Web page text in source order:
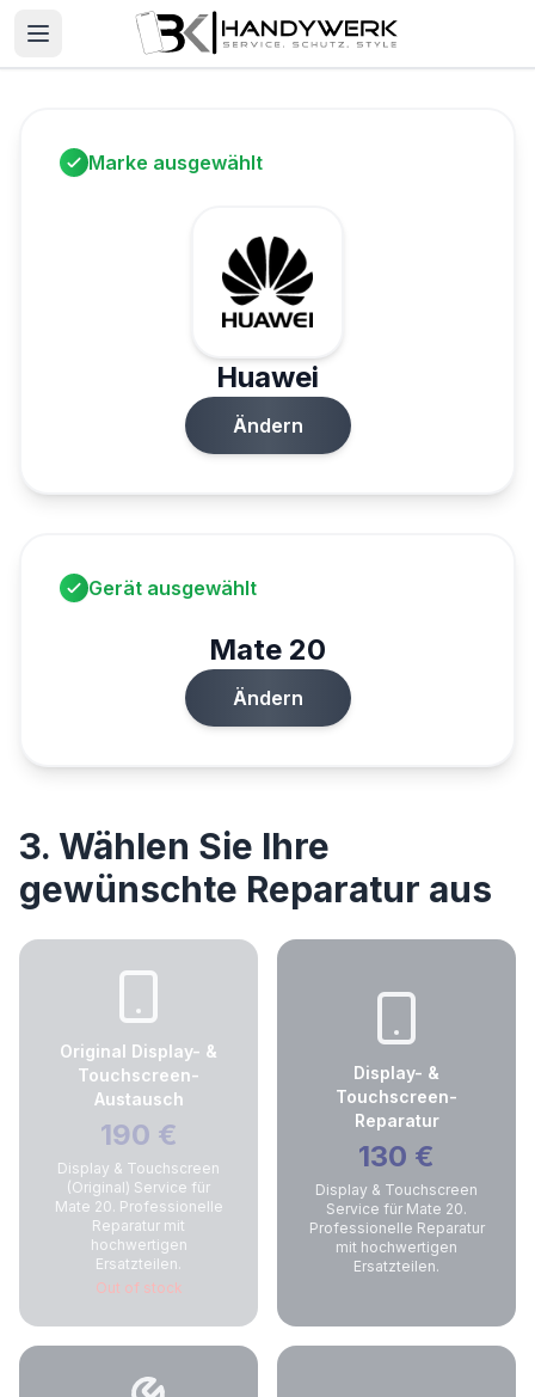
Marke ausgewählt
Huawei
Ändern
Gerät ausgewählt
Mate 20
Ändern
3. Wählen Sie Ihre
gewünschte Reparatur aus
Original Display- &
Touchscreen-
Austausch
190 €
Display & Touchscreen
(Original) Service für
Mate 20. Professionelle
Reparatur mit
hochwertigen
Ersatzteilen.
Out of stock
Display- &
Touchscreen-
Reparatur
130 €
Display & Touchscreen
Service für Mate 20.
Professionelle Reparatur
mit hochwertigen
Ersatzteilen.